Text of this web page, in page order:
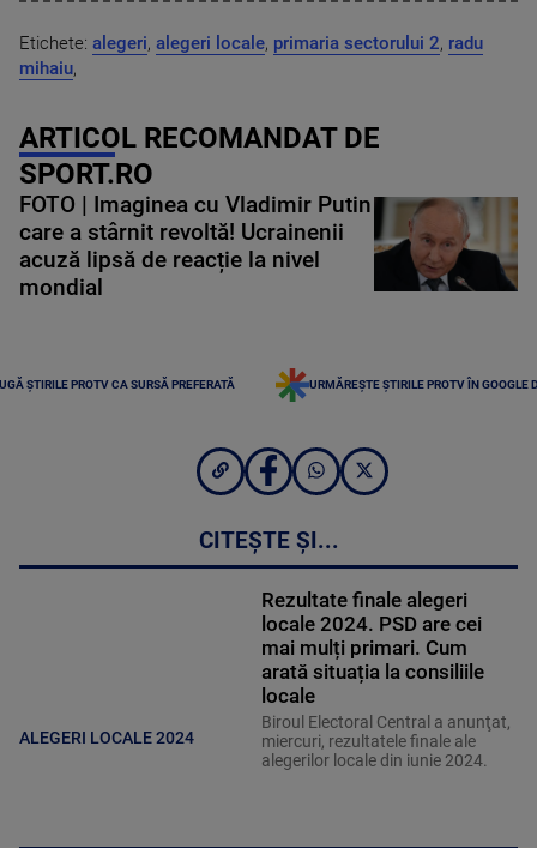
Etichete: alegeri, alegeri locale, primaria sectorului 2, radu
mihaiu,
ARTICOL RECOMANDAT DE
SPORT.RO
FOTO | Imaginea cu Vladimir Putin
care a stârnit revoltă! Ucrainenii
acuză lipsă de reacție la nivel
mondial
ȘTIRILE PROTV CA SURSĂ PREFERATĂ URMĂREȘTE ȘTIRILE PROTV ÎN GOOGLE
CITEȘTE ȘI...
ALEGERI LOCALE 2024
Rezultate finale alegeri
locale 2024. PSD are cei
mai mulți primari. Cum
arată situația la consiliile
locale
Biroul Electoral Central a anunţat,
miercuri, rezultatele finale ale
alegerilor locale din iunie 2024.